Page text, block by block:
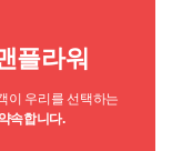
플라워
이 우리를 선택하는
속합니다.